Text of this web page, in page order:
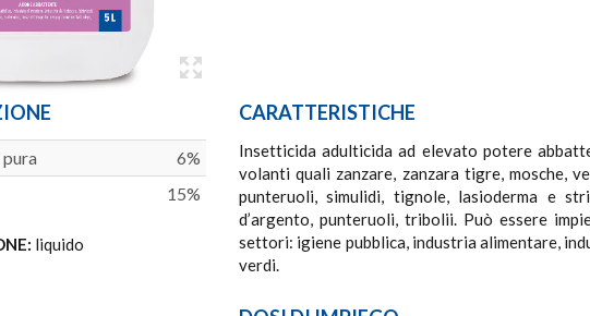
6%
15%
liquido
CARATTERISTICHE
Insetticida adulticida ad elevato potere
volanti quali zanzare, zanzara tigre, mosche,
punteruoli, simulidi, tignole, lasioderma e
d’argento, punteruoli, tribolii. Può essere
settori: igiene pubblica, industria alimentare,
verdi.